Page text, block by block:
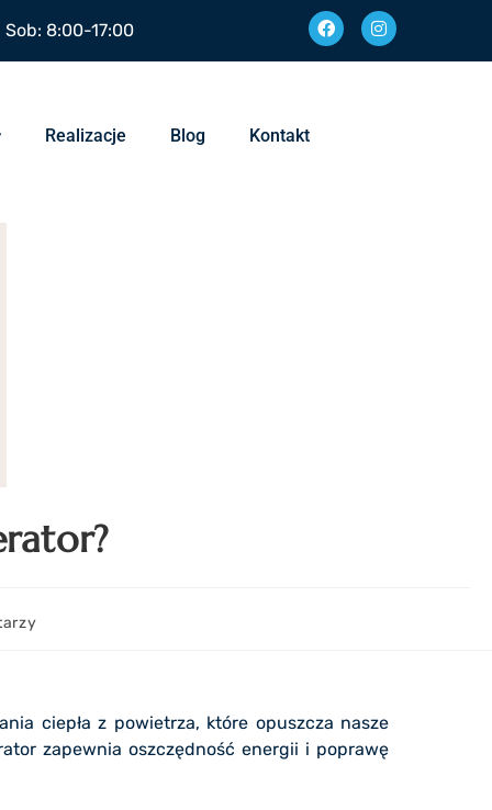
8:00-17:00
Realizacje Blog Kontakt
ciepła z powietrza, które opuszcza nasze
zapewnia oszczędność energii i poprawę